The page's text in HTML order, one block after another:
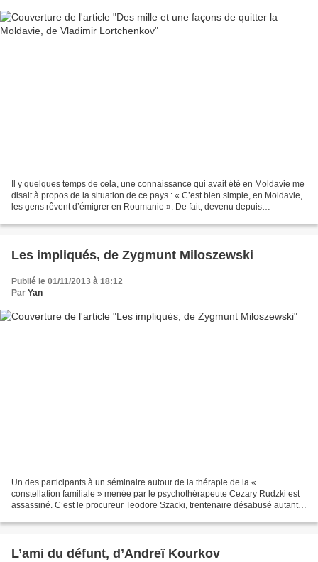
Il y quelques temps de cela, une connaissance qui avait été en Moldavie me
disait à propos de la situation de ce pays : « C’est bien simple, en Moldavie,
les gens rêvent d’émigrer en Roumanie ». De fait, devenu depuis
Les impliqués, de Zygmunt Miloszewski
Publié le 01/11/2013 à 18:12
Par Yan
Un des participants à un séminaire autour de la thérapie de la «
constellation familiale » menée par le psychothérapeute Cezary Rudzki est
assassiné. C’est le procureur Teodore Szacki, trentenaire désabusé autant
L’ami du défunt, d’Andreï Kourkov